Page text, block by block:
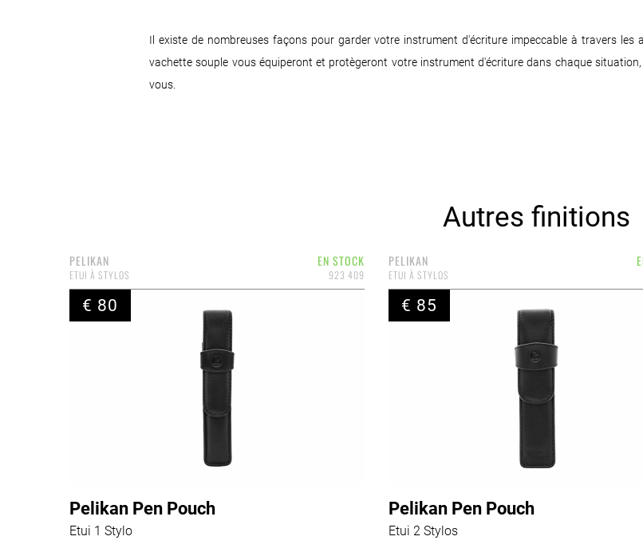
Il existe de nombreuses façons pour garder votre instrument d'écriture impeccable à travers les
vachette souple vous équiperont et protègeront votre instrument d'écriture dans chaque
vous.
Autres finitions
EN STOCK
PELIKAN
923 409
ETUI À STYLOS
€ 80
Pelikan Pen Pouch
Etui 1 Stylo
PELIKAN
ETUI À STYLOS
€ 85
Pelikan Pen Pouch
Etui 2 Stylos